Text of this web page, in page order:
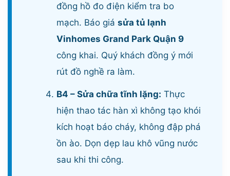
đồng hồ đo điện kiểm tra bo
mạch. Báo giásửa tủ lạnh
Vinhomes Grand Park Quận 9
công khai. Quý khách đồng ý mới
rút đồ nghề ra làm.
B4 – Sửa chữa tĩnh lặng: Thực
hiện thao tác hàn xì không tạo khói
kích hoạt báo cháy, không đập phá
ồn ào. Dọn dẹp lau khô vũng nước
sau khi thi công.